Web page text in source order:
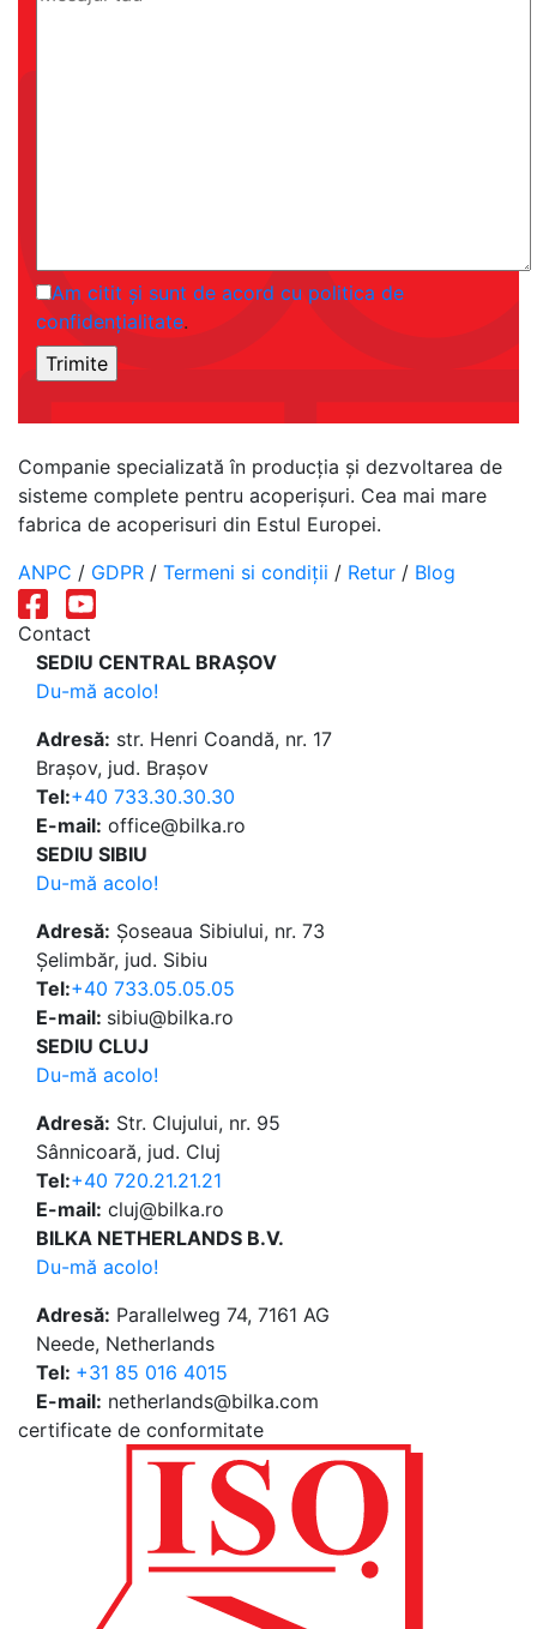
Am citit și sunt de acord cu politica de
confidențialitate.
Companie specializată în producția și dezvoltarea de
sisteme complete pentru acoperișuri. Cea mai mare
fabrica de acoperisuri din Estul Europei.
ANPC / GDPR / Termeni si condiții / Retur / Blog
Contact
SEDIU CENTRAL BRAȘOV
Du-mă acolo!
Adresă: str. Henri Coandă, nr. 17
Brașov, jud. Brașov
Tel:+40 733.30.30.30
E-mail: office@bilka.ro
SEDIU SIBIU
Du-mă acolo!
Adresă: Șoseaua Sibiului, nr. 73
Șelimbăr, jud. Sibiu
Tel:+40 733.05.05.05
E-mail: sibiu@bilka.ro
SEDIU CLUJ
Du-mă acolo!
Adresă: Str. Clujului, nr. 95
Sânnicoară, jud. Cluj
Tel:+40 720.21.21.21
E-mail: cluj@bilka.ro
BILKA NETHERLANDS B.V.
Du-mă acolo!
Adresă: Parallelweg 74, 7161 AG
Neede, Netherlands
Tel: +31 85 016 4015
E-mail: netherlands@bilka.com
certificate de conformitate